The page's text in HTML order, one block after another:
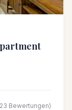
Bewertungen)